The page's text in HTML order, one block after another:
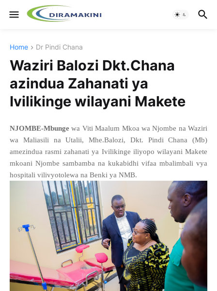
Home Dr Pindi Chana
Waziri Balozi Dkt.Chana
azindua Zahanati ya
Ivilikinge wilayani Makete
NJOMBE-Mbungewa Viti Maalum Mkoa wa Njombe na Waziri
wa Maliasili na Utalii, Mhe.Balozi, Dkt. Pindi Chana (Mb)
amezindua rasmi zahanati ya Ivilikinge iliyopo wilayani Makete
mkoani Njombe sambamba na kukabidhi vifaa mbalimbali vya
hospitali vilivyotolewa na Benki ya NMB.